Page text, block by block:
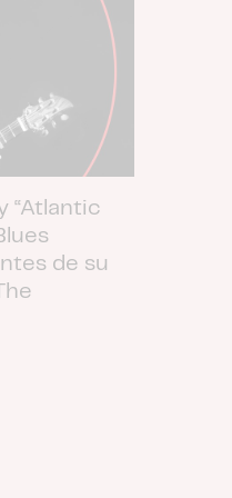
“Atlantic
de su